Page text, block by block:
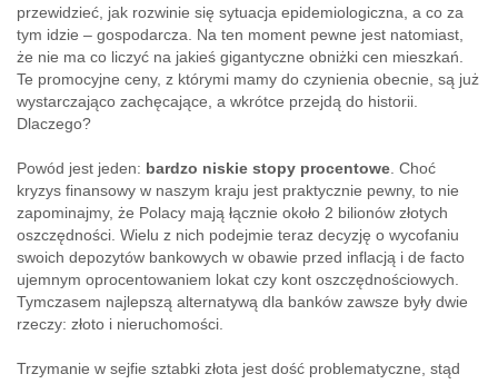
przewidzieć, jak rozwinie się sytuacja epidemiologiczna, a co za
tym idzie – gospodarcza. Na ten moment pewne jest natomiast,
że nie ma co liczyć na jakieś gigantyczne obniżki cen mieszkań.
Te promocyjne ceny, z którymi mamy do czynienia obecnie, są już
wystarczająco zachęcające, a wkrótce przejdą do historii.
Dlaczego?
Powód jest jeden: bardzo niskie stopy procentowe . Choć
kryzys finansowy w naszym kraju jest praktycznie pewny, to nie
zapominajmy, że Polacy mają łącznie około 2 bilionów złotych
oszczędności. Wielu z nich podejmie teraz decyzję o wycofaniu
swoich depozytów bankowych w obawie przed inflacją i de facto
ujemnym oprocentowaniem lokat czy kont oszczędnościowych.
Tymczasem najlepszą alternatywą dla banków zawsze były dwie
rzeczy: złoto i nieruchomości.
Trzymanie w sejfie sztabki złota jest dość problematyczne, stąd